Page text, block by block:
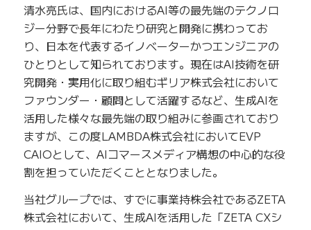
清水亮氏は、国内におけるAI等の最先端のテクノロ
ジー分野で長年にわたり研究と開発に携わってお
り、日本を代表するイノベーターかつエンジニアの
ひとりとして知られております。現在はAI技術を研
究開発・実用化に取り組むギリア株式会社において
ファウンダー・顧問として活躍するなど、生成AIを
活用した様々な最先端の取り組みに参画されており
ますが、この度LAMBDA株式会社においてEVP
CAIOとして、AIコマースメディア構想の中心的な役
割を担っていただくこととなりました。
当社グループでは、すでに事業持株会社であるZETA
株式会社において、生成AIを活用した「ZETA CXシ